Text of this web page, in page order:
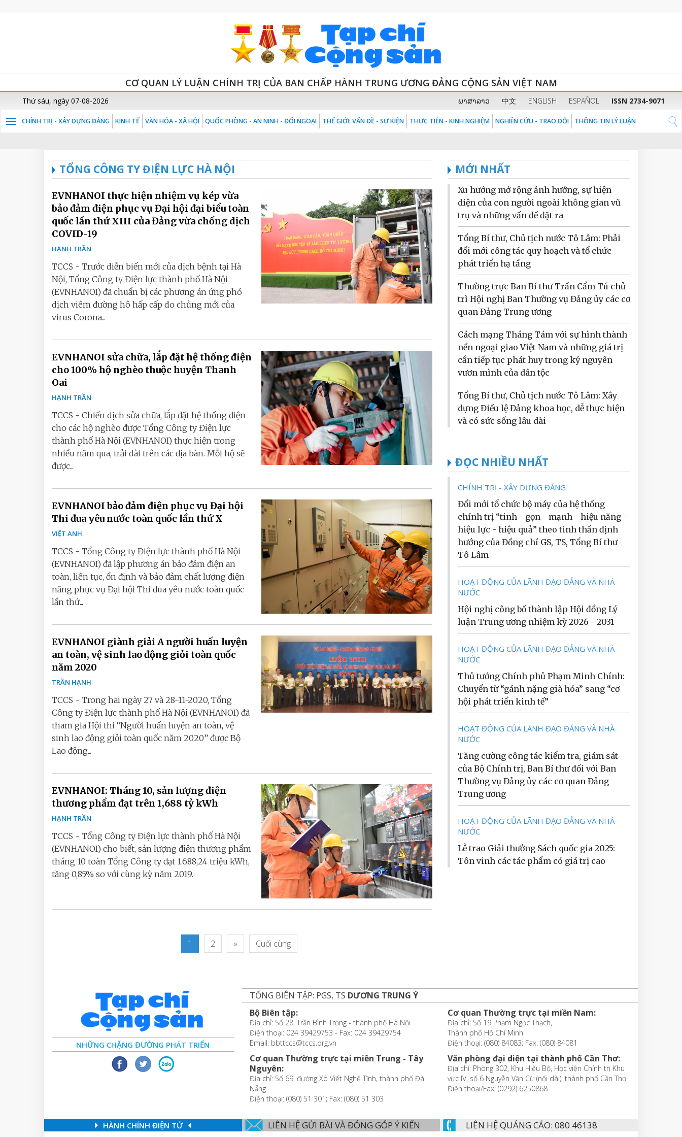
CƠ QUAN LÝ LUẬN CHÍNH TRỊ CỦA BAN CHẤP HÀNH TRUNG ƯƠNG ĐẢNG CỘNG SẢN VIỆT NAM
Thứ sáu, ngày 07-08-2026 ພາສາລາວ 中文 ENGLISH ESPAÑOL ISSN 2734-9071
CHÍNH TRỊ - XÂY DỰNG ĐẢNG KINH TẾ VĂN HÓA - XÃ HỘI QUỐC PHÒNG - AN NINH - ĐỐI NGOẠI THẾ GIỚI: VẤN ĐỀ - SỰ KIỆN THỰC TIỄN - KINH NGHIỆM NGHIÊN CỨU - TRAO ĐỔI THÔNG TIN LÝ LUẬN
TỔNG CÔNG TY ĐIỆN LỰC HÀ NỘI
EVNHANOI thực hiện nhiệm vụ kép vừa
bảo đảm điện phục vụ Đại hội đại biểu toàn
quốc lần thứ XIII của Đảng vừa chống dịch
COVID-19
HẠNH TRẦN
TCCS - Trước diễn biến mới của dịch bệnh tại Hà
Nội, Tổng Công ty Điện lực thành phố Hà Nội
(EVNHANOI) đã chuẩn bị các phương án ứng phó
dịch viêm đường hô hấp cấp do chủng mới của
virus Corona...
EVNHANOI sửa chữa, lắp đặt hệ thống điện
cho 100% hộ nghèo thuộc huyện Thanh
Oai
HẠNH TRẦN
TCCS - Chiến dịch sửa chữa, lắp đặt hệ thống điện
cho các hộ nghèo được Tổng Công ty Điện lực
thành phố Hà Nội (EVNHANOI) thực hiện trong
nhiều năm qua, trải dài trên các địa bàn. Mỗi hộ sẽ
được...
EVNHANOI bảo đảm điện phục vụ Đại hội
Thi đua yêu nước toàn quốc lần thứ X
VIỆT ANH
TCCS - Tổng Công ty Điện lực thành phố Hà Nội
(EVNHANOI) đã lập phương án bảo đảm điện an
toàn, liên tục, ổn định và bảo đảm chất lượng điện
năng phục vụ Đại hội Thi đua yêu nước toàn quốc
lần thứ...
EVNHANOI giành giải A người huấn luyện
an toàn, vệ sinh lao động giỏi toàn quốc
năm 2020
TRẦN HẠNH
TCCS - Trong hai ngày 27 và 28-11-2020, Tổng
Công ty Điện lực thành phố Hà Nội (EVNHANOI) đã
tham gia Hội thi “Người huấn luyện an toàn, vệ
sinh lao động giỏi toàn quốc năm 2020” được Bộ
Lao động...
EVNHANOI: Tháng 10, sản lượng điện
thương phẩm đạt trên 1,688 tỷ kWh
HẠNH TRẦN
TCCS - Tổng Công ty Điện lực thành phố Hà Nội
(EVNHANOI) cho biết, sản lượng điện thương phẩm
tháng 10 toàn Tổng Công ty đạt 1.688,24 triệu kWh,
tăng 0,85% so với cùng kỳ năm 2019.
1 2 » Cuối cùng
MỚI NHẤT
Xu hướng mở rộng ảnh hưởng, sự hiện
diện của con người ngoài không gian vũ
trụ và những vấn đề đặt ra
Tổng Bí thư, Chủ tịch nước Tô Lâm: Phải
đổi mới công tác quy hoạch và tổ chức
phát triển hạ tầng
Thường trực Ban Bí thư Trần Cẩm Tú chủ
trì Hội nghị Ban Thường vụ Đảng ủy các cơ
quan Đảng Trung ương
Cách mạng Tháng Tám với sự hình thành
nền ngoại giao Việt Nam và những giá trị
cần tiếp tục phát huy trong kỷ nguyên
vươn mình của dân tộc
Tổng Bí thư, Chủ tịch nước Tô Lâm: Xây
dựng Điều lệ Đảng khoa học, dễ thực hiện
và có sức sống lâu dài
ĐỌC NHIỀU NHẤT
CHÍNH TRỊ - XÂY DỰNG ĐẢNG
Đổi mới tổ chức bộ máy của hệ thống
chính trị “tinh - gọn - mạnh - hiệu năng -
hiệu lực - hiệu quả” theo tinh thần định
hướng của Đồng chí GS, TS, Tổng Bí thư
Tô Lâm
HOẠT ĐỘNG CỦA LÃNH ĐẠO ĐẢNG VÀ NHÀ
NƯỚC
Hội nghị công bố thành lập Hội đồng Lý
luận Trung ương nhiệm kỳ 2026 - 2031
HOẠT ĐỘNG CỦA LÃNH ĐẠO ĐẢNG VÀ NHÀ
NƯỚC
Thủ tướng Chính phủ Phạm Minh Chính:
Chuyển từ “gánh nặng già hóa” sang “cơ
hội phát triển kinh tế”
HOẠT ĐỘNG CỦA LÃNH ĐẠO ĐẢNG VÀ NHÀ
NƯỚC
Tăng cường công tác kiểm tra, giám sát
của Bộ Chính trị, Ban Bí thư đối với Ban
Thường vụ Đảng ủy các cơ quan Đảng
Trung ương
HOẠT ĐỘNG CỦA LÃNH ĐẠO ĐẢNG VÀ NHÀ
NƯỚC
Lễ trao Giải thưởng Sách quốc gia 2025:
Tôn vinh các tác phẩm có giá trị cao
NHỮNG CHẶNG ĐƯỜNG PHÁT TRIỂN
TỔNG BIÊN TẬP: PGS, TS DƯƠNG TRUNG Ý
Bộ Biên tập:
Địa chỉ: Số 28, Trần Bình Trọng - thành phố Hà Nội
Điện thoại: 024 39429753 - Fax: 024 39429754
Email: bbttccs@tccs.org.vn
Cơ quan Thường trực tại miền Trung - Tây
Nguyên:
Địa chỉ: Số 69, đường Xô Viết Nghệ Tĩnh, thành phố Đà
Nẵng
Điện thoại: (080) 51 301; Fax: (080) 51 303
Cơ quan Thường trực tại miền Nam:
Địa chỉ: Số 19 Phạm Ngọc Thạch,
Thành phố Hồ Chí Minh
Điện thoại: (080) 84083; Fax: (080) 84081
Văn phòng đại diện tại thành phố Cần Thơ:
Địa chỉ: Phòng 302, Khu Hiệu Bộ, Học viện Chính trị Khu
vực IV, số 6 Nguyễn Văn Cừ (nối dài), thành phố Cần Thơ
Điện thoại/Fax: (0292) 6250868
HÀNH CHÍNH ĐIỆN TỬ LIÊN HỆ GỬI BÀI VÀ ĐÓNG GÓP Ý KIẾN LIÊN HỆ QUẢNG CÁO: 080 46138